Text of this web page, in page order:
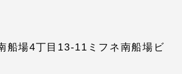
船場4丁目13-11 ミフネ南船場ビ